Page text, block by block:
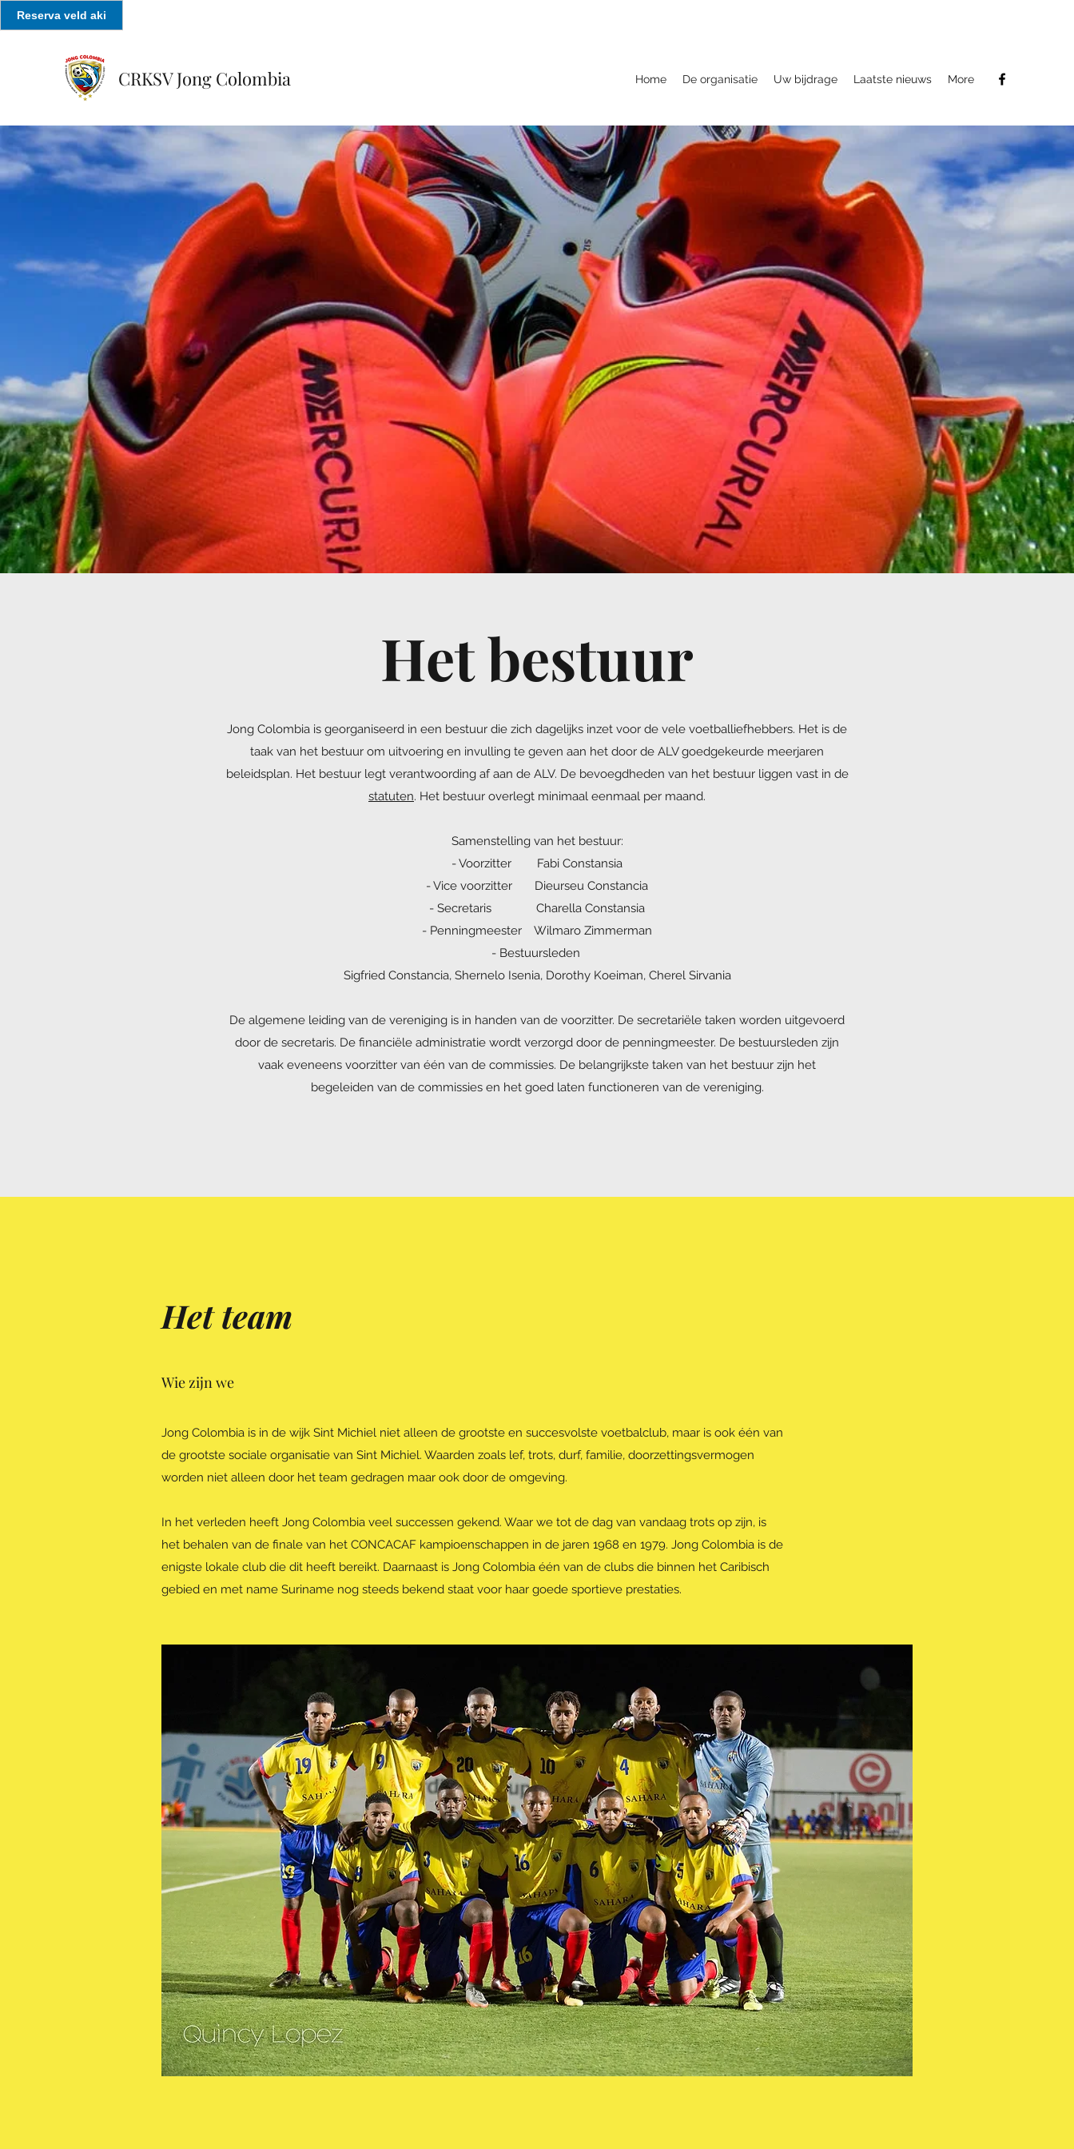
Reserva veld aki
CRKSV Jong Colombia Home De organisatie Uw bijdrage Laatste nieuws More
Het bestuur
Jong Colombia is georganiseerd in een bestuur die zich dagelijks inzet voor de vele voetballiefhebbers. Het is de
taak van het bestuur om uitvoering en invulling te geven aan het door de ALV goedgekeurde meerjaren
beleidsplan. Het bestuur legt verantwoording af aan de ALV. De bevoegdheden van het bestuur liggen vast in de
statuten. Het bestuur overlegt minimaal eenmaal per maand.
Samenstelling van het bestuur:
- Voorzitter Fabi Constansia
- Vice voorzitter Dieurseu Constancia
- Secretaris Charella Constansia
- Penningmeester Wilmaro Zimmerman
- Bestuursleden
Sigfried Constancia, Shernelo Isenia, Dorothy Koeiman, Cherel Sirvania
De algemene leiding van de vereniging is in handen van de voorzitter. De secretariële taken worden uitgevoerd
door de secretaris. De financiële administratie wordt verzorgd door de penningmeester. De bestuursleden zijn
vaak eveneens voorzitter van één van de commissies. De belangrijkste taken van het bestuur zijn het
begeleiden van de commissies en het goed laten functioneren van de vereniging.
Het team
Wie zijn we
Jong Colombia is in de wijk Sint Michiel niet alleen de grootste en succesvolste voetbalclub, maar is ook één van
de grootste sociale organisatie van Sint Michiel. Waarden zoals lef, trots, durf, familie, doorzettingsvermogen
worden niet alleen door het team gedragen maar ook door de omgeving.
In het verleden heeft Jong Colombia veel successen gekend. Waar we tot de dag van vandaag trots op zijn, is
het behalen van de finale van het CONCACAF kampioenschappen in de jaren 1968 en 1979. Jong Colombia is de
enigste lokale club die dit heeft bereikt. Daarnaast is Jong Colombia één van de clubs die binnen het Caribisch
gebied en met name Suriname nog steeds bekend staat voor haar goede sportieve prestaties.